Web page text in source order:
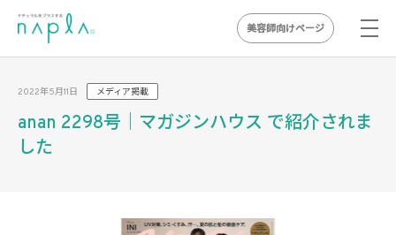
美容師向けページ
2022年5月11日 メディア掲載
anan 2298号｜マガジンハウス で紹介されま
した